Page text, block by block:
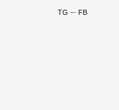
FB
TG